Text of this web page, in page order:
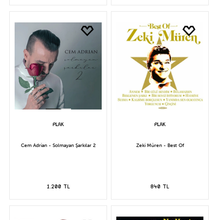
Cem Adrian - Solmayan Şarkılar 2
1.200 TL
Zeki Müren - Best Of
840 TL